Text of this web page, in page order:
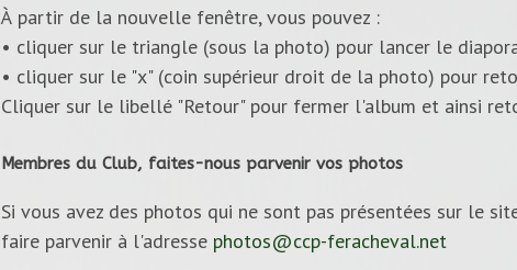
À partir de la nouvelle fenêtre, vous pouvez :
• cliquer sur le triangle (sous la photo) pour lancer le
• cliquer sur le "x" (coin supérieur droit de la photo) pour
Cliquer sur le libellé "Retour" pour fermer l'album et ainsi
Membres du Club, faites-nous parvenir vos photos
Si vous avez des photos qui ne sont pas présentées sur le
faire parvenir à l'adresse photos@ccp-feracheval.net